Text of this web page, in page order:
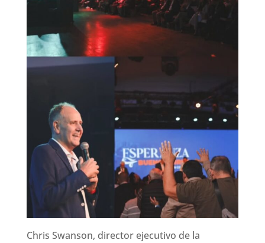
Chris Swanson, director ejecutivo de la